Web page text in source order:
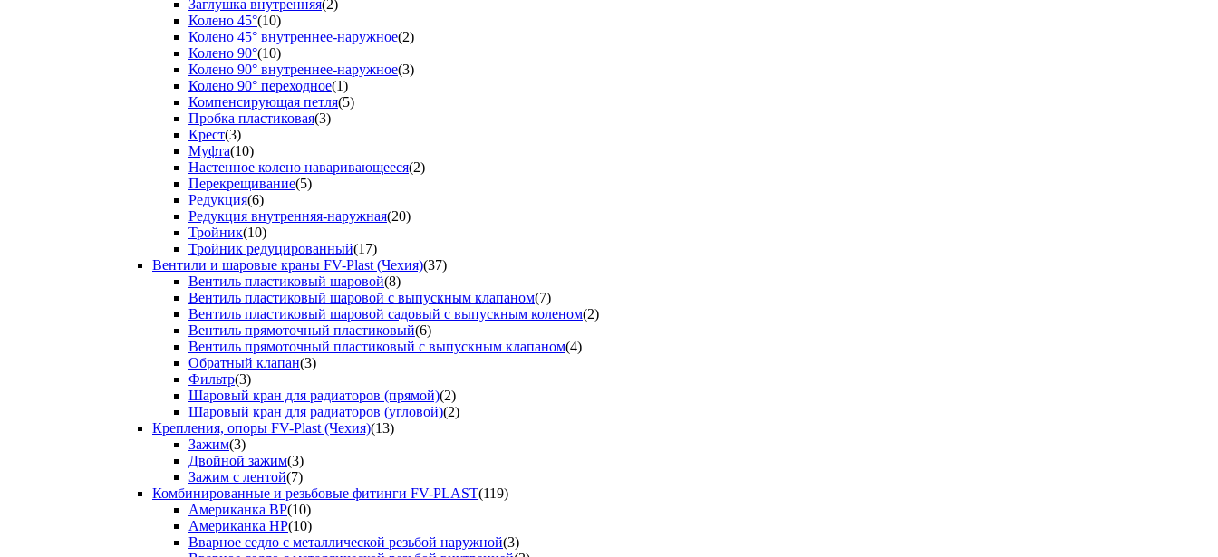
Заглушка внутренняя(2)
Колено 45°(10)
Колено 45° внутреннее-наружное(2)
Колено 90°(10)
Колено 90° внутреннее-наружное(3)
Колено 90° переходное(1)
Компенсирующая петля(5)
Пробка пластиковая(3)
Крест(3)
Муфта(10)
Настенное колено наваривающееся(2)
Перекрещивание(5)
Редукция(6)
Редукция внутренняя-наружная(20)
Тройник(10)
Тройник редуцированный(17)
Вентили и шаровые краны FV-Plast (Чехия)(37)
Вентиль пластиковый шаровой(8)
Вентиль пластиковый шаровой с выпускным клапаном(7)
Вентиль пластиковый шаровой садовый с выпускным коленом(2)
Вентиль прямоточный пластиковый(6)
Вентиль прямоточный пластиковый с выпускным клапаном(4)
Обратный клапан(3)
Фильтр(3)
Шаровый кран для радиаторов (прямой)(2)
Шаровый кран для радиаторов (угловой)(2)
Крепления, опоры FV-Plast (Чехия)(13)
Зажим(3)
Двойной зажим(3)
Зажим с лентой(7)
Комбинированные и резьбовые фитинги FV-PLAST(119)
Американка ВР(10)
Американка НР(10)
Вварное седло с металлической резьбой наружной(3)